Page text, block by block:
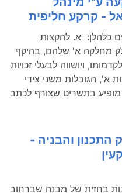
- קרקע חליפית
כלהלן: א. להקצות
מחלקה א' שלהם, בהיקף
לקדמותו, ויושווה לבעלי זכויות
א', הגובלות משני צידי
בתשריט שצורף לכתב
189 חוק התכנון והבניה -
בחנות בחזית של מבנה שברחוב